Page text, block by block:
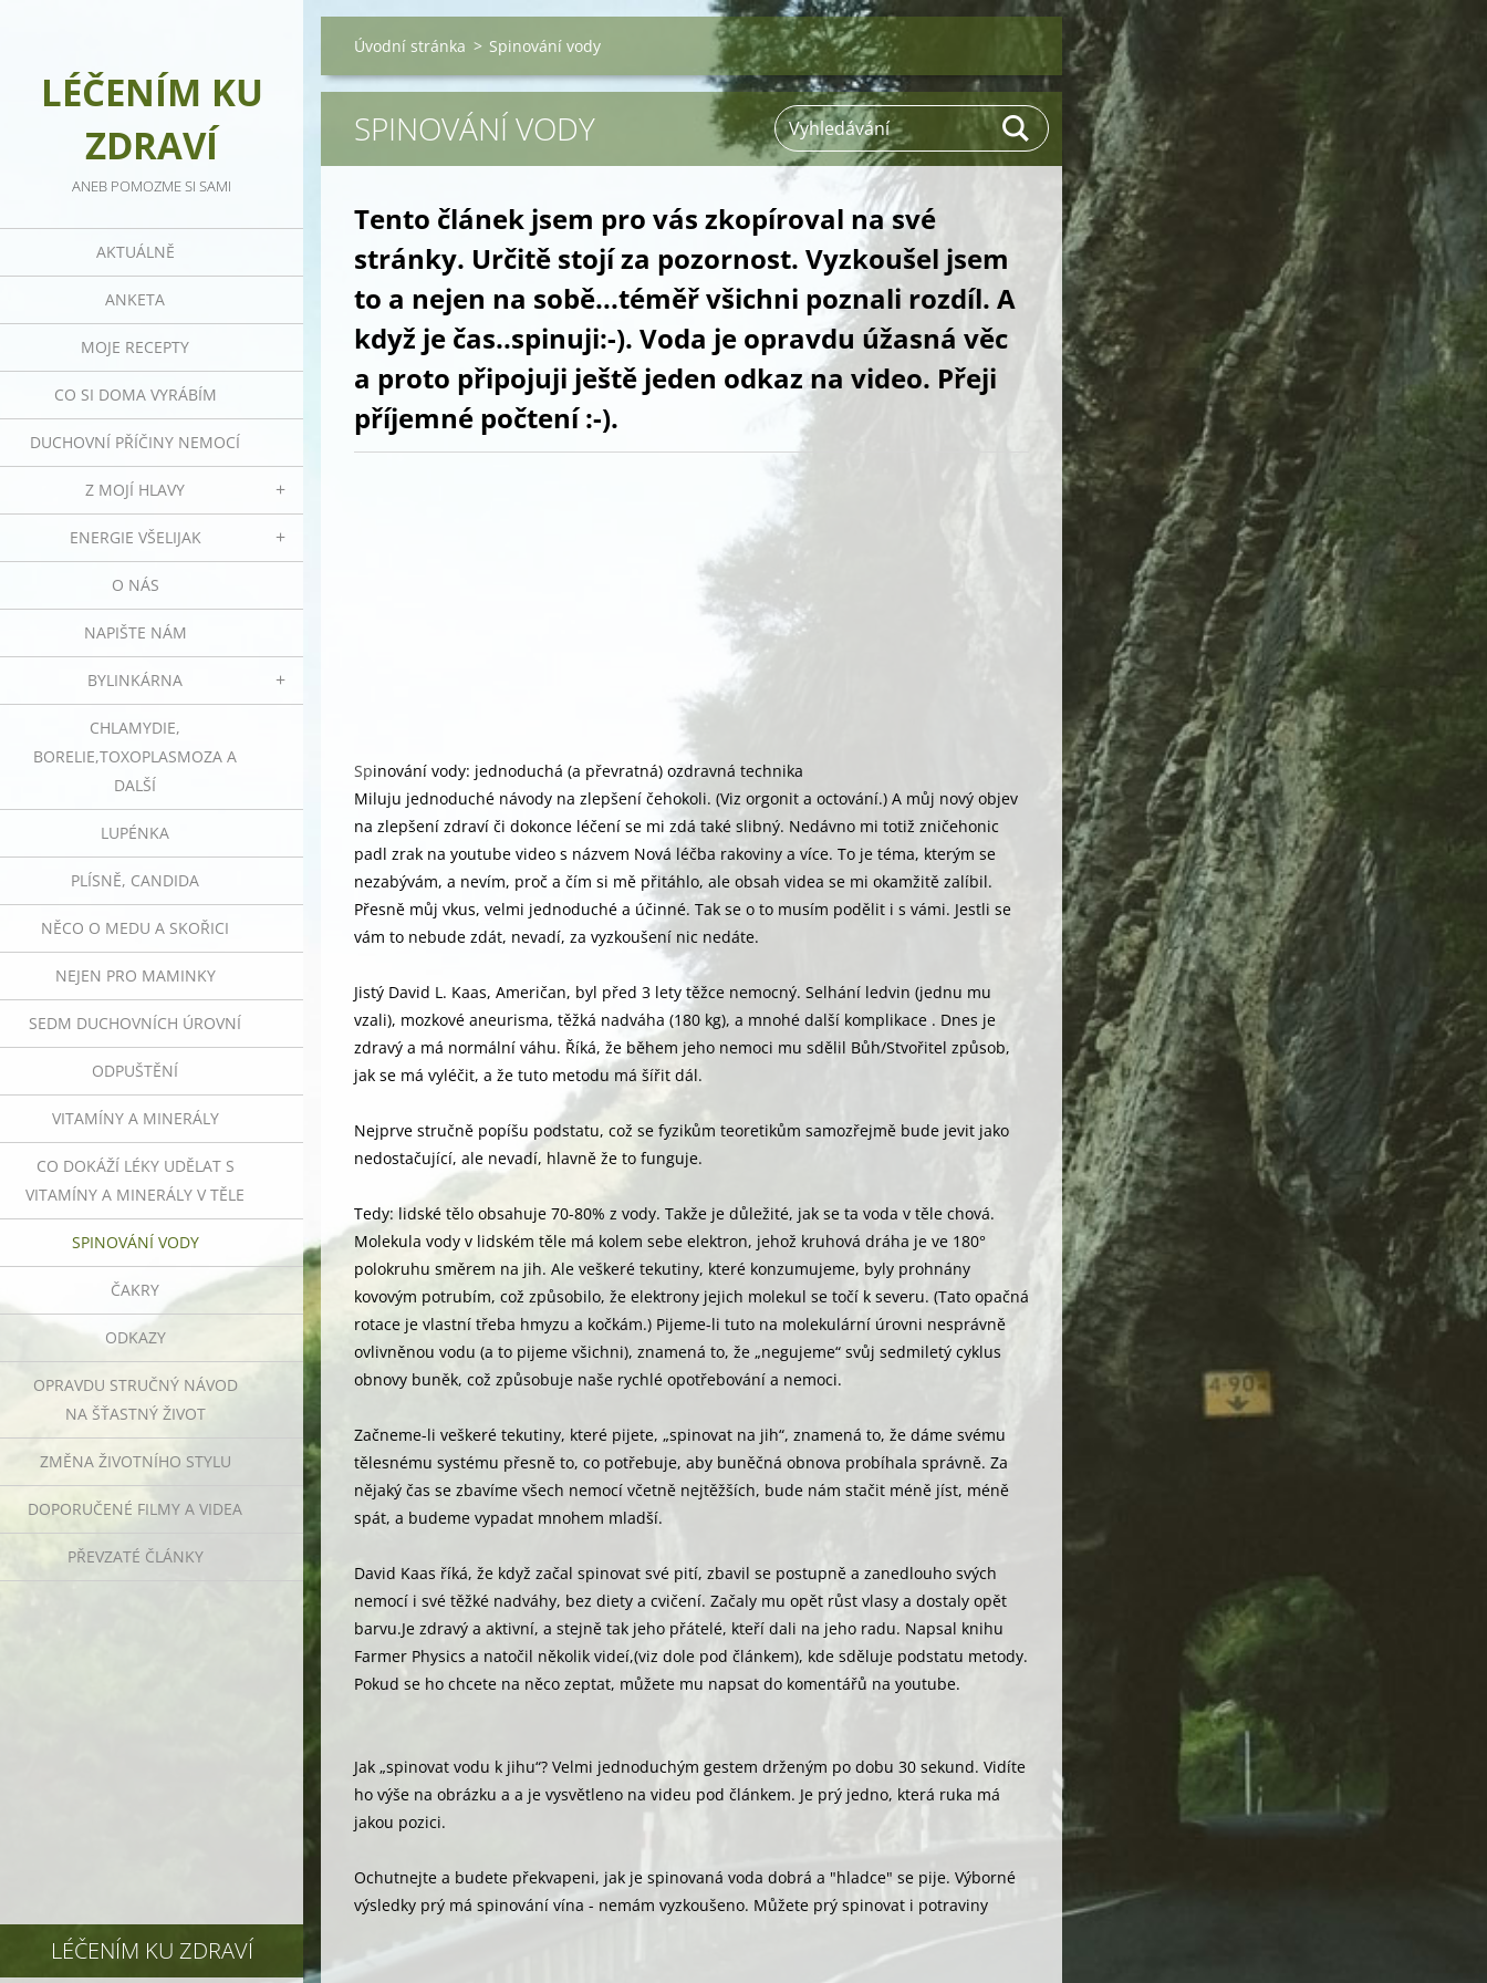
LÉČENÍM KU
ZDRAVÍ
ANEB POMOZME SI SAMI
AKTUÁLNĚ
ANKETA
MOJE RECEPTY
CO SI DOMA VYRÁBÍM
DUCHOVNÍ PŘÍČINY NEMOCÍ
Z MOJÍ HLAVY
ENERGIE VŠELIJAK
O NÁS
NAPIŠTE NÁM
BYLINKÁRNA
CHLAMYDIE,
BORELIE,TOXOPLASMOZA A
DALŠÍ
LUPÉNKA
PLÍSNĚ, CANDIDA
NĚCO O MEDU A SKOŘICI
NEJEN PRO MAMINKY
SEDM DUCHOVNÍCH ÚROVNÍ
ODPUŠTĚNÍ
VITAMÍNY A MINERÁLY
CO DOKÁŽÍ LÉKY UDĚLAT S
VITAMÍNY A MINERÁLY V TĚLE
SPINOVÁNÍ VODY
ČAKRY
ODKAZY
OPRAVDU STRUČNÝ NÁVOD
NA ŠŤASTNÝ ŽIVOT
ZMĚNA ŽIVOTNÍHO STYLU
DOPORUČENÉ FILMY A VIDEA
PŘEVZATÉ ČLÁNKY
LÉČENÍM KU ZDRAVÍ
Úvodní stránka > Spinování vody
SPINOVÁNÍ VODY
Tento článek jsem pro vás zkopíroval na své
stránky. Určitě stojí za pozornost. Vyzkoušel jsem
to a nejen na sobě...téměř všichni poznali rozdíl. A
když je čas..spinuji:-). Voda je opravdu úžasná věc
a proto připojuji ještě jeden odkaz na video. Přeji
příjemné počtení :-).
Spinování vody: jednoduchá (a převratná) ozdravná technika
Miluju jednoduché návody na zlepšení čehokoli. (Viz orgonit a octování.) A můj nový objev
na zlepšení zdraví či dokonce léčení se mi zdá také slibný. Nedávno mi totiž zničehonic
padl zrak na youtube video s názvem Nová léčba rakoviny a více. To je téma, kterým se
nezabývám, a nevím, proč a čím si mě přitáhlo, ale obsah videa se mi okamžitě zalíbil.
Přesně můj vkus, velmi jednoduché a účinné. Tak se o to musím podělit i s vámi. Jestli se
vám to nebude zdát, nevadí, za vyzkoušení nic nedáte.
Jistý David L. Kaas, Američan, byl před 3 lety těžce nemocný. Selhání ledvin (jednu mu
vzali), mozkové aneurisma, těžká nadváha (180 kg), a mnohé další komplikace . Dnes je
zdravý a má normální váhu. Říká, že během jeho nemoci mu sdělil Bůh/Stvořitel způsob,
jak se má vyléčit, a že tuto metodu má šířit dál.
Nejprve stručně popíšu podstatu, což se fyzikům teoretikům samozřejmě bude jevit jako
nedostačující, ale nevadí, hlavně že to funguje.
Tedy: lidské tělo obsahuje 70-80% z vody. Takže je důležité, jak se ta voda v těle chová.
Molekula vody v lidském těle má kolem sebe elektron, jehož kruhová dráha je ve 180°
polokruhu směrem na jih. Ale veškeré tekutiny, které konzumujeme, byly prohnány
kovovým potrubím, což způsobilo, že elektrony jejich molekul se točí k severu. (Tato opačná
rotace je vlastní třeba hmyzu a kočkám.) Pijeme-li tuto na molekulární úrovni nesprávně
ovlivněnou vodu (a to pijeme všichni), znamená to, že „negujeme“ svůj sedmiletý cyklus
obnovy buněk, což způsobuje naše rychlé opotřebování a nemoci.
Začneme-li veškeré tekutiny, které pijete, „spinovat na jih“, znamená to, že dáme svému
tělesnému systému přesně to, co potřebuje, aby buněčná obnova probíhala správně. Za
nějaký čas se zbavíme všech nemocí včetně nejtěžších, bude nám stačit méně jíst, méně
spát, a budeme vypadat mnohem mladší.
David Kaas říká, že když začal spinovat své pití, zbavil se postupně a zanedlouho svých
nemocí i své těžké nadváhy, bez diety a cvičení. Začaly mu opět růst vlasy a dostaly opět
barvu.Je zdravý a aktivní, a stejně tak jeho přátelé, kteří dali na jeho radu. Napsal knihu
Farmer Physics a natočil několik videí,(viz dole pod článkem), kde sděluje podstatu metody.
Pokud se ho chcete na něco zeptat, můžete mu napsat do komentářů na youtube.
Jak „spinovat vodu k jihu“? Velmi jednoduchým gestem drženým po dobu 30 sekund. Vidíte
ho výše na obrázku a a je vysvětleno na videu pod článkem. Je prý jedno, která ruka má
jakou pozici.
Ochutnejte a budete překvapeni, jak je spinovaná voda dobrá a "hladce" se pije. Výborné
výsledky prý má spinování vína - nemám vyzkoušeno. Můžete prý spinovat i potraviny